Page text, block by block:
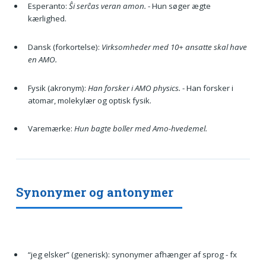
Esperanto: Ŝi serĉas veran amon. - Hun søger ægte
kærlighed.
Dansk (forkortelse): Virksomheder med 10+ ansatte skal have
en AMO.
Fysik (akronym): Han forsker i AMO physics. - Han forsker i
atomar, molekylær og optisk fysik.
Varemærke: Hun bagte boller med Amo-hvedemel.
Synonymer og antonymer
“jeg elsker” (generisk): synonymer afhænger af sprog - fx